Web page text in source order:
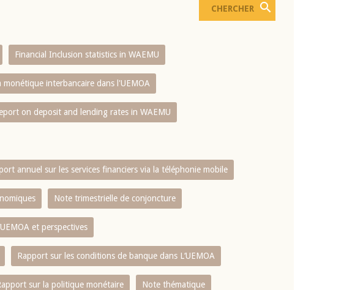
Financial Inclusion statistics in WAEMU
interbancaire dans l'UEMOA
on deposit and lending rates in WAEMU
annuel sur les services financiers via la téléphonie mobile
Note trimestrielle de conjoncture
et perspectives
Rapport sur les conditions de banque dans L‘UEMOA
sur la politique monétaire Note thématique